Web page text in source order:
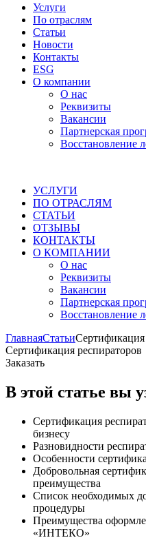
Услуги
По отраслям
Статьи
Новости
Контакты
ESG
О компании
О нас
Реквизиты
Вакансии
Партнерская
Восстановление
УСЛУГИ
ПО ОТРАСЛЯМ
СТАТЬИ
ОТЗЫВЫ
КОНТАКТЫ
О КОМПАНИИ
О нас
Реквизиты
Вакансии
Партнерская
Восстановление
ГлавнаяСтатьиСертификация
Сертификация респираторов
Заказать
В этой статье вы
Сертификация
бизнесу
Разновидности
Особенности
Добровольная
преимущества
Список необходимых
процедуры
Преимущества
«ИНТЕКО»